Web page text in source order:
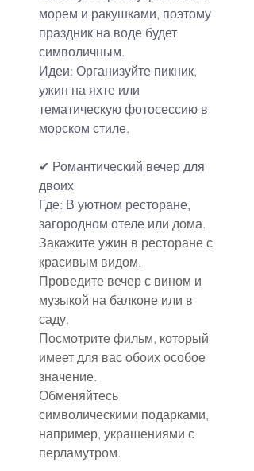
морем и ракушками, поэтому
праздник на воде будет
символичным.
Идеи: Организуйте пикник,
ужин на яхте или
тематическую фотосессию в
морском стиле.
✔ Романтический вечер для
двоих
Где: В уютном ресторане,
загородном отеле или дома.
Закажите ужин в ресторане с
красивым видом.
Проведите вечер с вином и
музыкой на балконе или в
саду.
Посмотрите фильм, который
имеет для вас обоих особое
значение.
Обменяйтесь
символическими подарками,
например, украшениями с
перламутром.